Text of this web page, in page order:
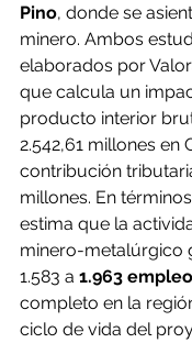
Pino, donde se
minero. Ambos
elaborados por
que calcula un
producto interior
2.542,61 millones en
contribución
millones. En
estima que la
minero-metalúrgico
1.583 a 1.963
completo en la
ciclo de vida del